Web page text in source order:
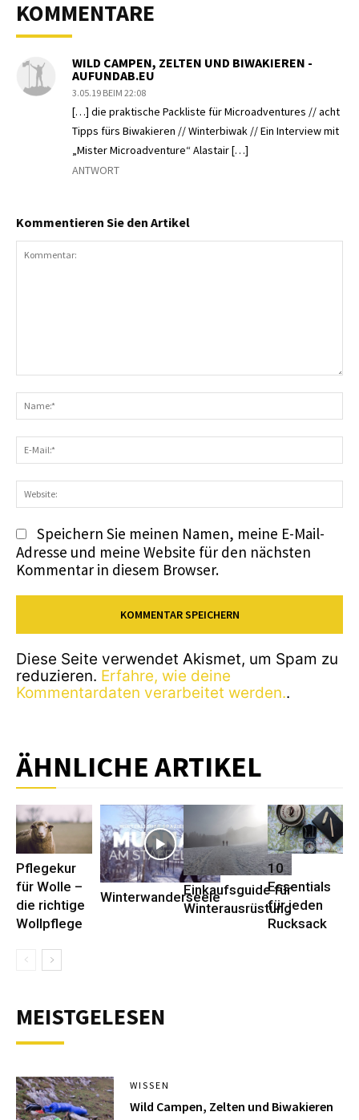
KOMMENTARE
WILD CAMPEN, ZELTEN UND BIWAKIEREN -
AUFUNDAB.EU
3.05.19 BEIM 22:08
[…] die praktische Packliste für Microadventures // acht
Tipps fürs Biwakieren // Winterbiwak // Ein Interview mit
„Mister Microadventure“ Alastair […]
ANTWORT
Kommentieren Sie den Artikel
Speichern Sie meinen Namen, meine E-Mail-
Adresse und meine Website für den nächsten
Kommentar in diesem Browser.
Diese Seite verwendet Akismet, um Spam zu
reduzieren. Erfahre, wie deine
Kommentardaten verarbeitet werden..
ÄHNLICHE ARTIKEL
Pflegekur
für Wolle –
die richtige
Wollpflege
WinterwanderseeleEinkaufsguide für
Winterausrüstung
10
Essentials
für jeden
Rucksack
MEISTGELESEN
WISSEN
Wild Campen, Zelten und Biwakieren